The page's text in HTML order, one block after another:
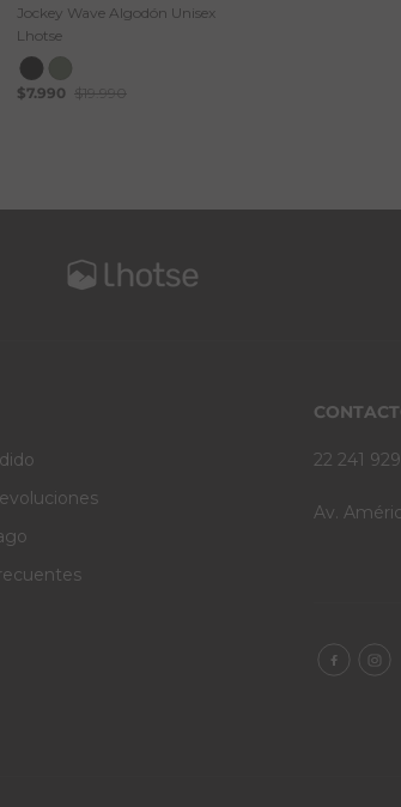
Jockey Wave Algodón Unisex
Lhotse
$7.990 $19.990
22 241
Av.